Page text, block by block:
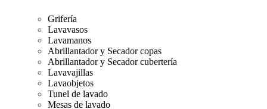
Grifería
Lavavasos
Lavamanos
Abrillantador y Secador copas
Abrillantador y Secador cubertería
Lavavajillas
Lavaobjetos
Tunel de lavado
Mesas de lavado